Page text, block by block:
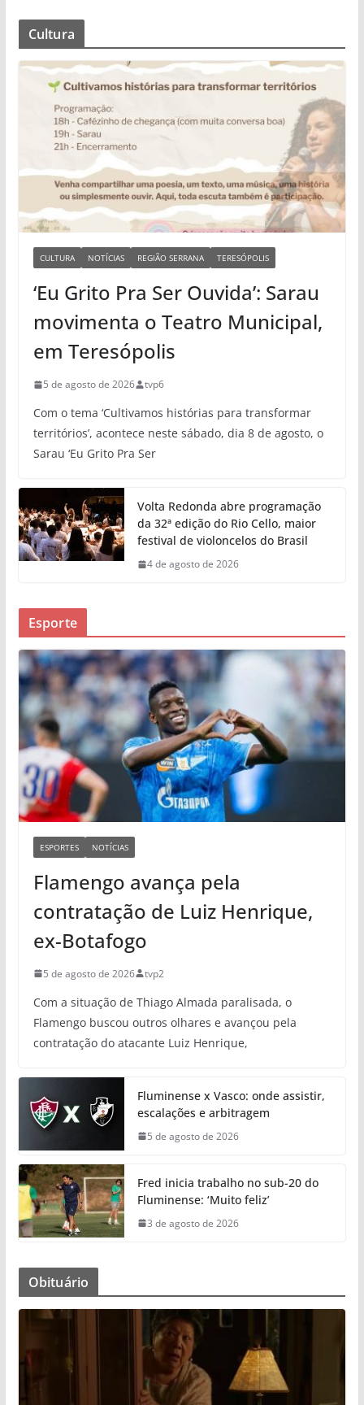
Cultura
CULTURA NOTÍCIAS REGIÃO SERRANA TERESÓPOLIS
‘Eu Grito Pra Ser Ouvida’: Sarau
movimenta o Teatro Municipal,
em Teresópolis
5 de agosto de 2026 tvp6
Com o tema ‘Cultivamos histórias para transformar
territórios’, acontece neste sábado, dia 8 de agosto, o
Sarau ‘Eu Grito Pra Ser
Volta Redonda abre programação
da 32ª edição do Rio Cello, maior
festival de violoncelos do Brasil
4 de agosto de 2026
Esporte
ESPORTES NOTÍCIAS
Flamengo avança pela
contratação de Luiz Henrique,
ex-Botafogo
5 de agosto de 2026 tvp2
Com a situação de Thiago Almada paralisada, o
Flamengo buscou outros olhares e avançou pela
contratação do atacante Luiz Henrique,
Fluminense x Vasco: onde assistir,
escalações e arbitragem
5 de agosto de 2026
Fred inicia trabalho no sub-20 do
Fluminense: ‘Muito feliz’
3 de agosto de 2026
Obituário